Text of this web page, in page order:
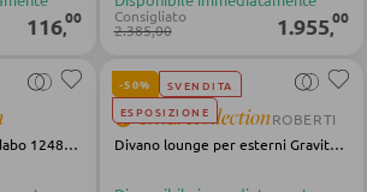
con ante scorrevoli
116,00 Consigliato
2.385,00 1.955,00
divano da giardino Tibidabo 1248 grigio
-50%
SVENDITA
ESPOSIZIONE
ROBERTI
Divano lounge per esterni Gravity in tessuto champagne